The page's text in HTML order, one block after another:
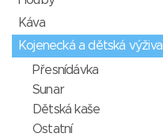
Káva
Kojenecká a dětská výživa
Přesnídávka
Sunar
Dětská kaše
Ostatní